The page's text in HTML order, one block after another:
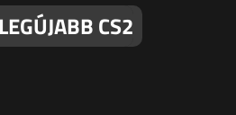
CS2